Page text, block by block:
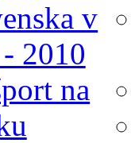
v
2010
na